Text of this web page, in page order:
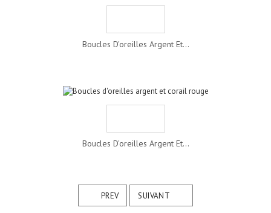
Boucles D'oreilles Argent Et...
Boucles D'oreilles Argent Et...
PREV SUIVANT